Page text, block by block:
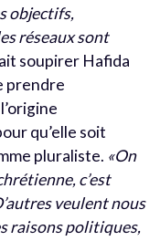
objectifs,
réseaux sont
soupirer Hafida
prendre
qu’elle soit
pluraliste. «On
c’est
veulent nous
raisons politiques,